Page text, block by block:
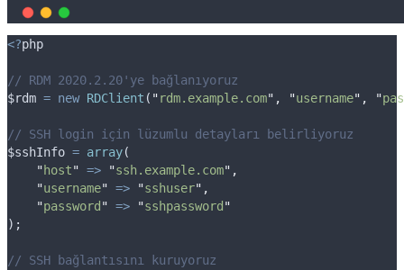
<?php
// RDM 2020.2.20'ye bağlanıyoruz
$rdm = new RDClient ( "rdm.example.com" , "username" , "
// SSH login için lüzumlu detayları belirliyoruz
$sshInfo = array(
"host" => "ssh.example.com" ,
"username" => "sshuser" ,
"password " => "sshpassword "
);
// SSH bağlantısını kuruyoruz